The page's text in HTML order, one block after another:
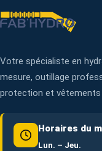
Votre spécialiste en
mesure, outillage
protection et vêtements
Horaires du
Lun. – Jeu.